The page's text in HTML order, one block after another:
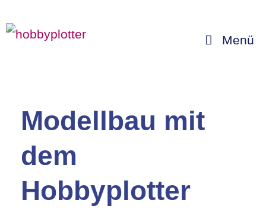
Inhalt
Menü
Modellbau mit
dem
Hobbyplotter